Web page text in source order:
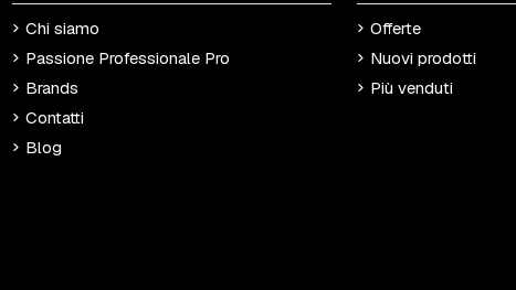
Chi siamo
Passione Professionale Pro
Brands
Contatti
Blog
Offerte
Nuovi prodotti
Più venduti